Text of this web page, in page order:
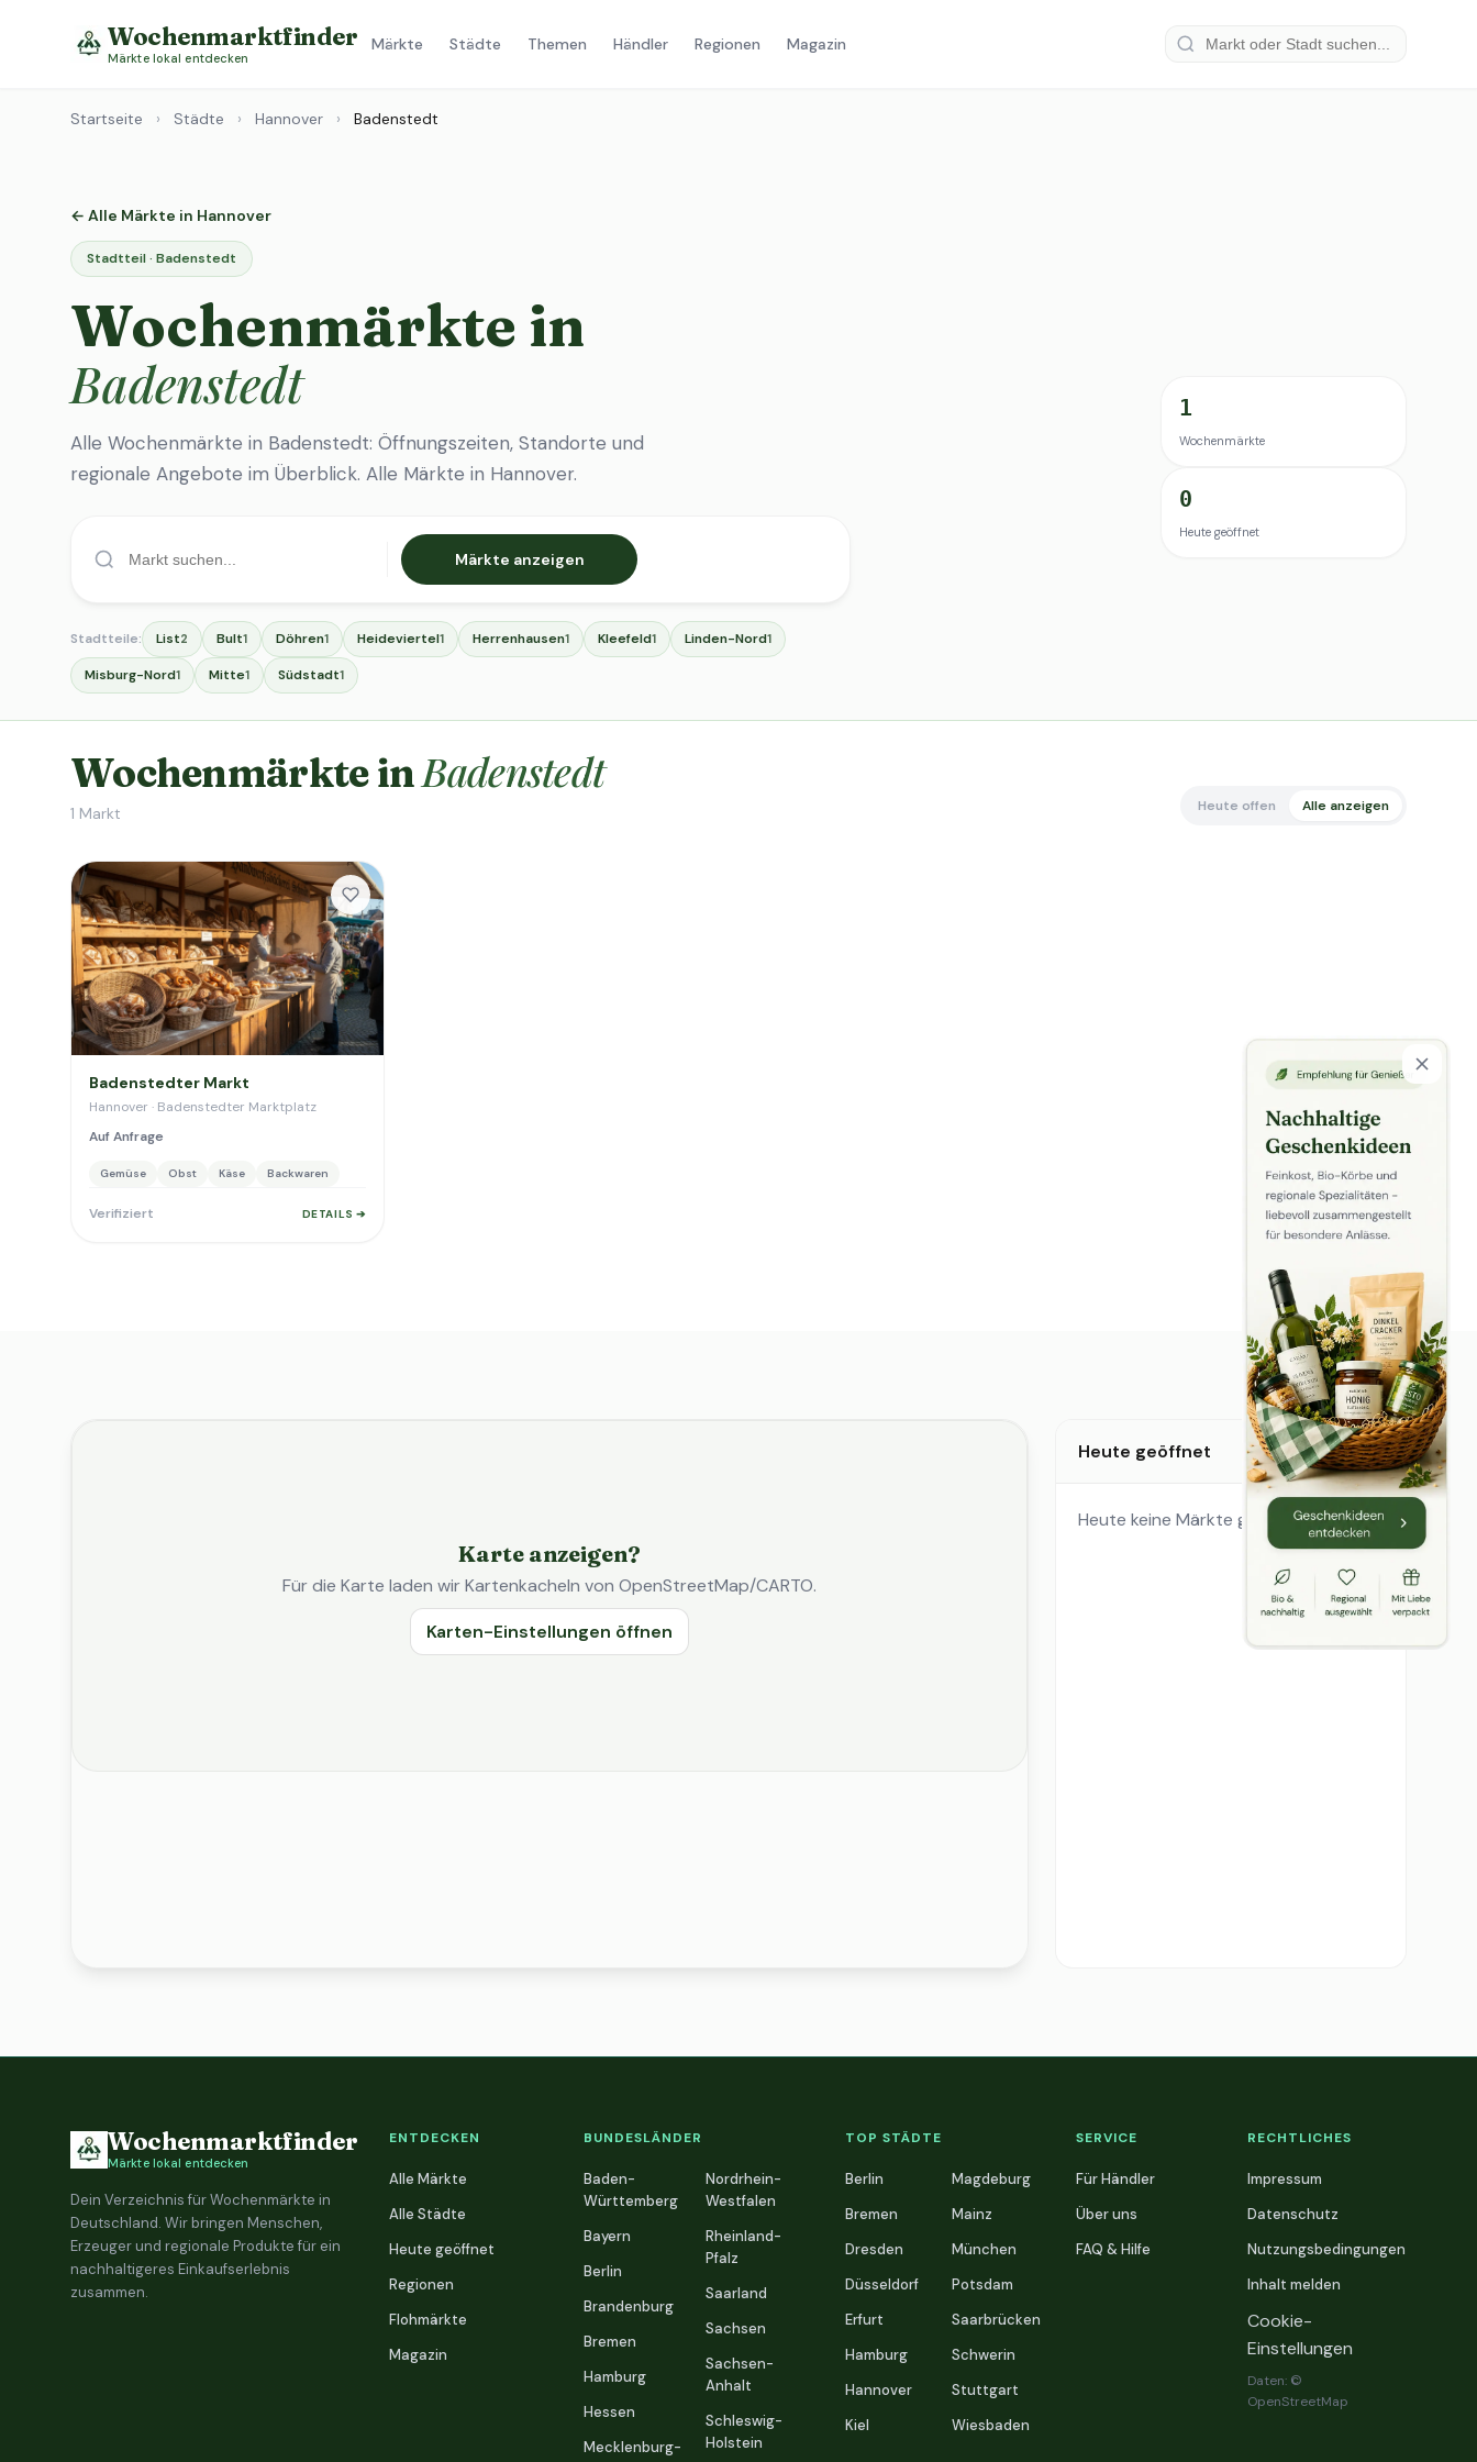
Wochenmarktfinder
Märkte lokal entdecken
Märkte Städte Themen Händler Regionen Magazin
Startseite › Städte › Hannover › Badenstedt
← Alle Märkte in Hannover
Stadtteil · Badenstedt
Wochenmärkte in
Badenstedt
Alle Wochenmärkte in Badenstedt: Öffnungszeiten, Standorte und
regionale Angebote im Überblick. Alle Märkte in Hannover.
Märkte anzeigen
Stadtteile: List2 Bult1 Döhren1 Heideviertel1 Herrenhausen1 Kleefeld1 Linden-Nord1
Misburg-Nord1 Mitte1 Südstadt1
1
Wochenmärkte
0
Heute geöffnet
Wochenmärkte inBadenstedt
1 Markt Heute offen Alle anzeigen
Badenstedter Markt
Hannover · Badenstedter Marktplatz
Auf Anfrage
Gemüse Obst Käse Backwaren
Verifiziert DETAILS ➔
Karte anzeigen?
Für die Karte laden wir Kartenkacheln von OpenStreetMap/CARTO.
Karten-Einstellungen öffnen
Heute geöffnet
Heute keine Märkte geöffnet
Wochenmarktfinder
Märkte lokal entdecken
Dein Verzeichnis für Wochenmärkte in
Deutschland. Wir bringen Menschen,
Erzeuger und regionale Produkte für ein
nachhaltigeres Einkaufserlebnis
zusammen.
ENTDECKEN
Alle Märkte
Alle Städte
Heute geöffnet
Regionen
Flohmärkte
Magazin
BUNDESLÄNDER
Baden-
Württemberg
Bayern
Berlin
Brandenburg
Bremen
Hamburg
Hessen
Mecklenburg-
Nordrhein-
Westfalen
Rheinland-
Pfalz
Saarland
Sachsen
Sachsen-
Anhalt
Schleswig-
Holstein
TOP STÄDTE
Berlin
Bremen
Dresden
Düsseldorf
Erfurt
Hamburg
Hannover
Kiel
Magdeburg
Mainz
München
Potsdam
Saarbrücken
Schwerin
Stuttgart
Wiesbaden
SERVICE
Für Händler
Über uns
FAQ & Hilfe
RECHTLICHES
Impressum
Datenschutz
Nutzungsbedingungen
Inhalt melden
Cookie-
Einstellungen
Daten: ©
OpenStreetMap